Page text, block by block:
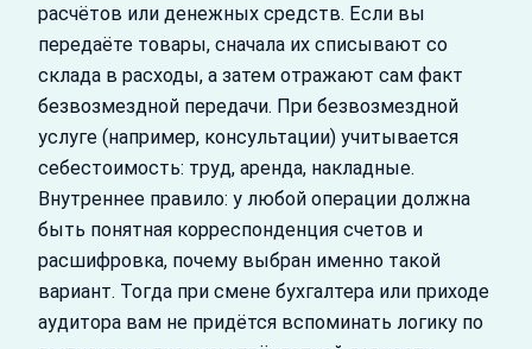
расчётов или денежных средств. Если вы
передаёте товары, сначала их списывают со
склада в расходы, а затем отражают сам факт
безвозмездной передачи. При безвозмездной
услуге (например, консультации) учитывается
себестоимость: труд, аренда, накладные.
Внутреннее правило: у любой операции должна
быть понятная корреспонденция счетов и
расшифровка, почему выбран именно такой
вариант. Тогда при смене бухгалтера или приходе
аудитора вам не придётся вспоминать логику по